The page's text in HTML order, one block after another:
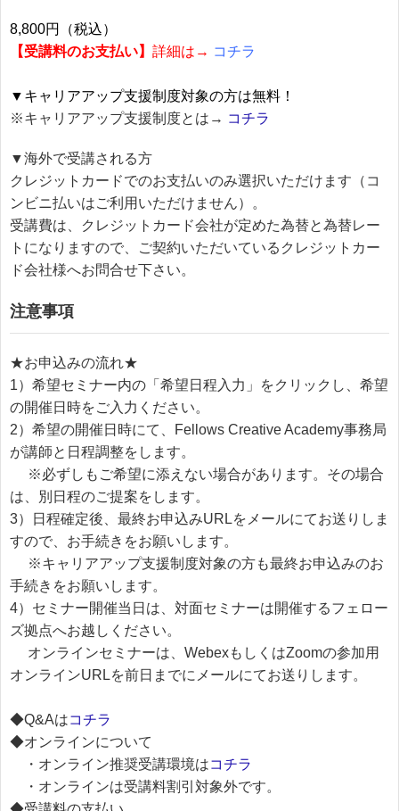
8,800円（税込）
【受講料のお支払い】 詳細は→ コチラ
▼キャリアアップ支援制度対象の方は無料！
※キャリアアップ支援制度とは→ コチラ
▼海外で受講される方
クレジットカードでのお支払いのみ選択いただけます（コ
ンビニ払いはご利用いただけません）。
受講費は、クレジットカード会社が定めた為替と為替レー
トになりますので、ご契約いただいているクレジットカー
ド会社様へお問合せ下さい。
注意事項
★お申込みの流れ★
1）希望セミナー内の「希望日程入力」をクリックし、希望
の開催日時をご入力ください。
2）希望の開催日時にて、Fellows Creative Academy事務局
が講師と日程調整をします。
※必ずしもご希望に添えない場合があります。その場合
は、別日程のご提案をします。
3）日程確定後、最終お申込みURLをメールにてお送りしま
すので、お手続きをお願いします。
※キャリアアップ支援制度対象の方も最終お申込みのお
手続きをお願いします。
4）セミナー開催当日は、対面セミナーは開催するフェロー
ズ拠点へお越しください。
オンラインセミナーは、WebexもしくはZoomの参加用
オンラインURLを前日までにメールにてお送りします。
◆Q&Aはコチラ
◆オンラインについて
・オンライン推奨受講環境はコチラ
・オンラインは受講料割引対象外です。